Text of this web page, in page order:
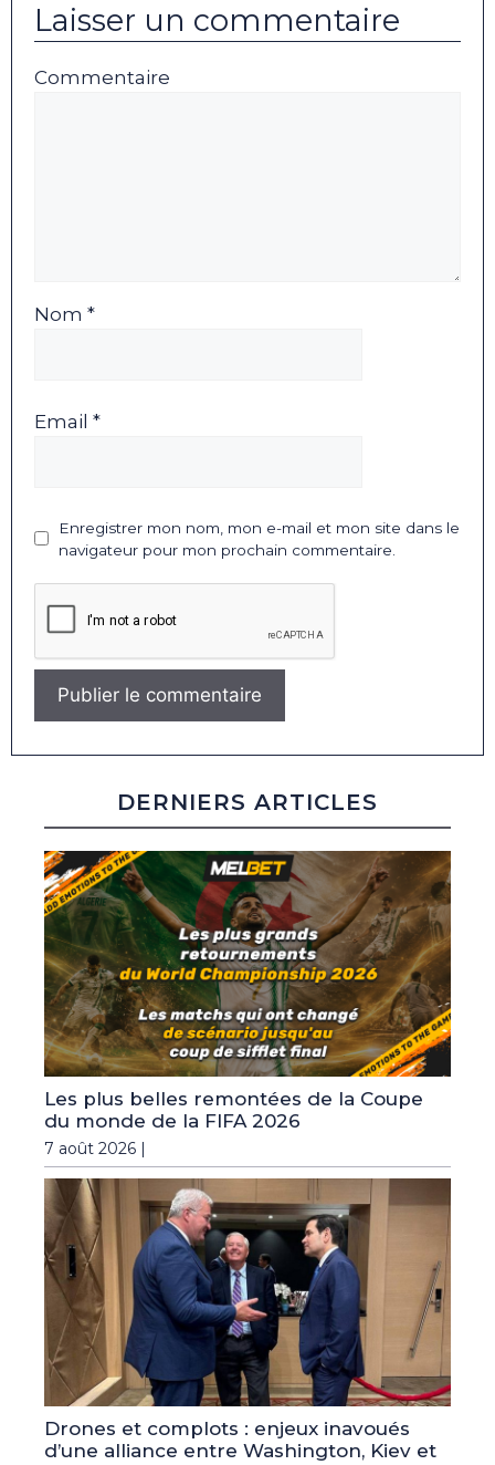
Laisser un commentaire
Commentaire
Nom *
Email *
Enregistrer mon nom, mon e-mail et mon site dans le
navigateur pour mon prochain commentaire.
DERNIERS ARTICLES
Les plus belles remontées de la Coupe
du monde de la FIFA 2026
7 août 2026 |
Drones et complots : enjeux inavoués
d’une alliance entre Washington, Kiev et